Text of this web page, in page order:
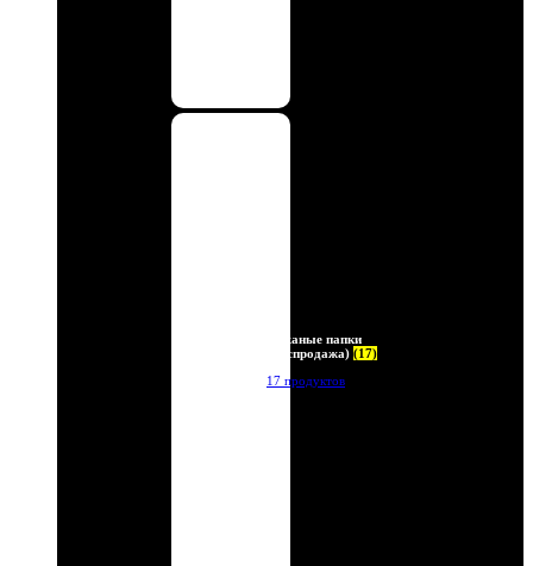
Кожаные папки
(Распродажа) (17)
17 продуктов